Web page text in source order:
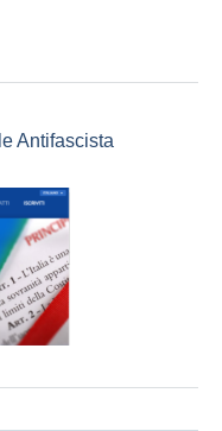
Antifascista